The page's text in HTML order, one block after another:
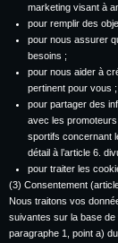
marketing visant à
pour remplir des
pour nous assurer
besoins ;
pour nous aider à
pertinent pour vous ;
pour partager des
avec les
sportifs concernant
détail à l’article 6.
pour traiter les
(3) Consentement
Nous traitons vos
suivantes sur la base de
paragraphe 1, point a)